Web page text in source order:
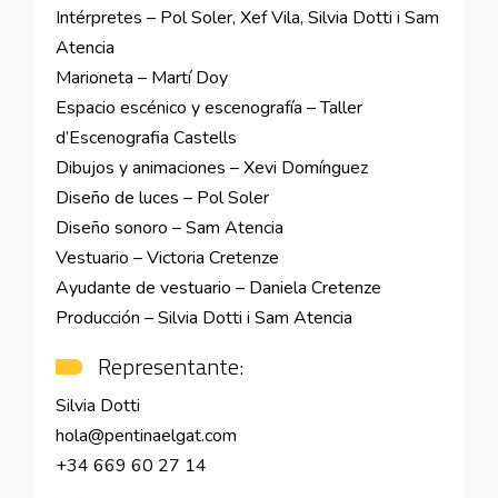
Intérpretes – Pol Soler, Xef Vila, Silvia Dotti i Sam
Atencia
Marioneta – Martí Doy
Espacio escénico y escenografía – Taller
d’Escenografia Castells
Dibujos y animaciones – Xevi Domínguez
Diseño de luces – Pol Soler
Diseño sonoro – Sam Atencia
Vestuario – Victoria Cretenze
Ayudante de vestuario – Daniela Cretenze
Producción – Silvia Dotti i Sam Atencia
Representante:
Silvia Dotti
hola@pentinaelgat.com
+34 669 60 27 14